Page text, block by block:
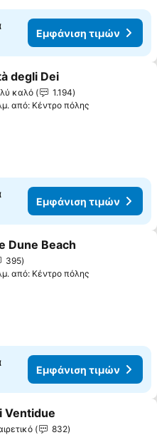
Εμφάνιση τιμών
στα αγαπημένα
degli Dei
καλό
1.194
από: Κέντρο πόλης
Εμφάνιση τιμών
στα αγαπημένα
Dune Beach
395
από: Κέντρο πόλης
Εμφάνιση τιμών
στα αγαπημένα
Ventidue
832